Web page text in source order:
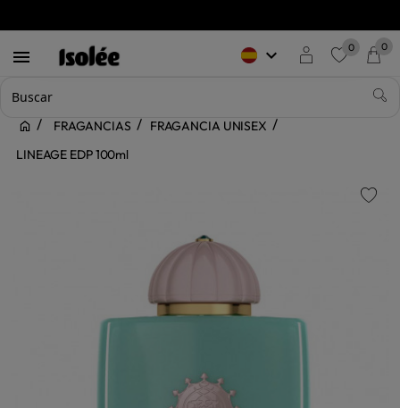
 keyboard_arrow_down 0 0
FRAGANCIAS
FRAGANCIA UNISEX
LINEAGE EDP 100ml